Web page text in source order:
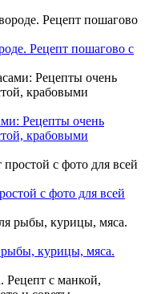
Рецепт пошагово с
Рецепты очень
крабовыми
с фото для всей
курицы, мяса.